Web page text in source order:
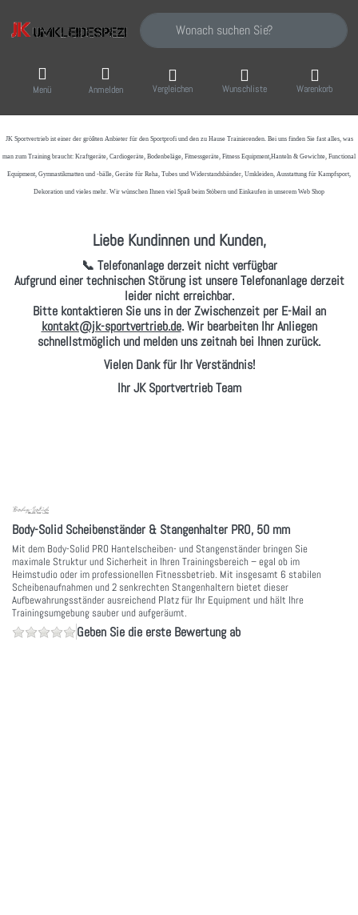
Geben Sie einen Suchbegriff ein. Während
Menü Anmelden Vergleichen Wunschliste Warenkorb
JK Sportvertrieb ist einer der größten Anbieter für den Sportprofi und den zu Hause Trainierenden. Bei uns finden Sie fast alles, was
man zum Training braucht: Kraftgeräte, Cardiogeräte, Bodenbeläge, Fitnessgeräte, Fitness Equipment,Hanteln & Gewichte, Functional
Equipment, Gymnastikmatten und -bälle, Geräte für Reha, Tubes und Widerstandsbänder, Umkleiden, Ausstattung für Kampfsport,
Dekoration und vieles mehr. Wir wünschen Ihnen viel Spaß beim Stöbern und Einkaufen in unserem Web Shop
Liebe Kundinnen und Kunden,
📞 Telefonanlage derzeit nicht verfügbar
Aufgrund einer technischen Störung ist unsere Telefonanlage derzeit
leider nicht erreichbar.
Bitte kontaktieren Sie uns in der Zwischenzeit per E-Mail an
kontakt@jk-sportvertrieb.de. Wir bearbeiten Ihr Anliegen
schnellstmöglich und melden uns zeitnah bei Ihnen zurück.
Vielen Dank für Ihr Verständnis!
Ihr JK Sportvertrieb Team
Body-Solid Scheibenständer & Stangenhalter PRO, 50 mm
Mit dem Body-Solid PRO Hantelscheiben- und Stangenständer bringen Sie
maximale Struktur und Sicherheit in Ihren Trainingsbereich – egal ob im
Heimstudio oder im professionellen Fitnessbetrieb. Mit insgesamt 6 stabilen
Scheibenaufnahmen und 2 senkrechten Stangenhaltern bietet dieser
Aufbewahrungsständer ausreichend Platz für Ihr Equipment und hält Ihre
Trainingsumgebung sauber und aufgeräumt.
Geben Sie die erste Bewertung ab